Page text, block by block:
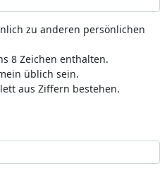
zu anderen persönlichen
8 Zeichen enthalten.
üblich sein.
aus Ziffern bestehen.